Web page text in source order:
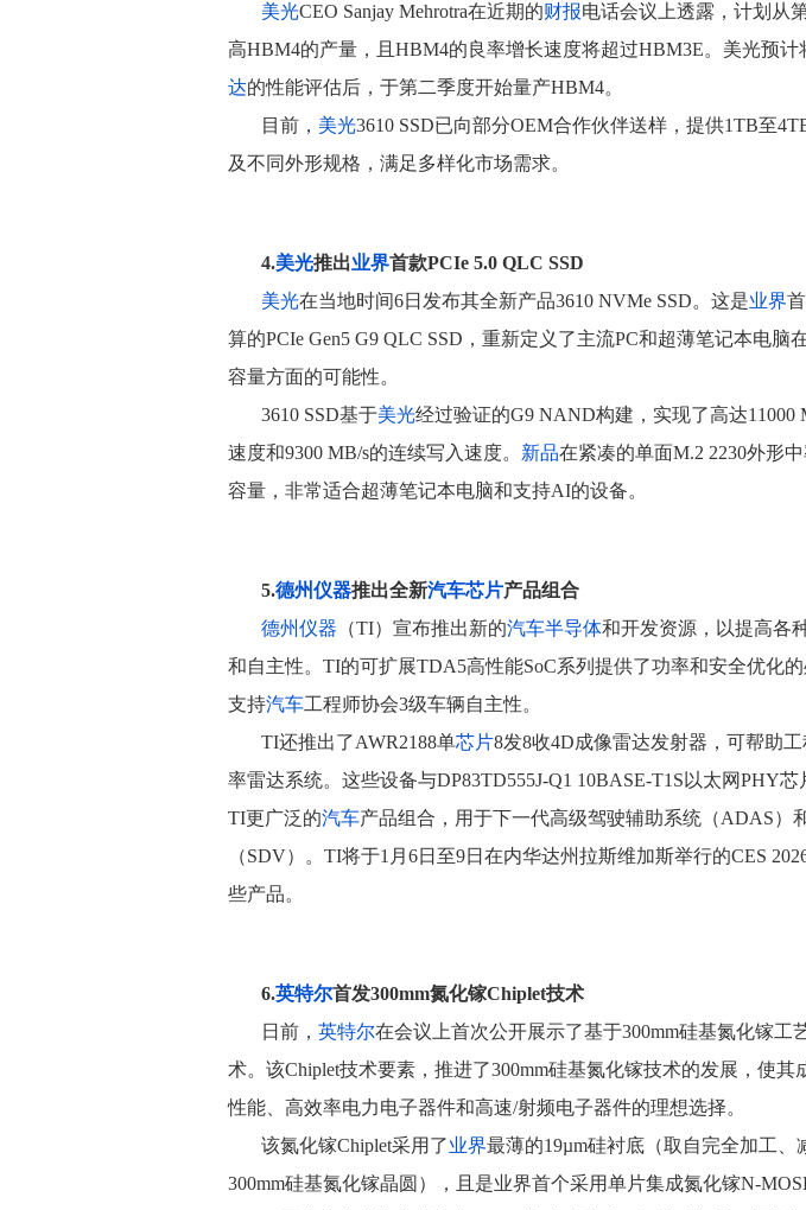
美光CEO Sanjay Mehrotra在近期的财报电话会议上透露，计划从
高HBM4的产量，且HBM4的良率增长速度将超过HBM3E。美光预计
达的性能评估后，于第二季度开始量产HBM4。
目前， 美光3610 SSD已向部分OEM合作伙伴送样，提供1TB至
及不同外形规格，满足多样化市场需求。
4.美光推出业界首款PCIe 5.0 QLC SSD
美光在当地时间6日发布其全新产品3610 NVMe SSD。这是业界
算的PCIe Gen5 G9 QLC SSD，重新定义了主流PC和超薄笔记本电脑
容量方面的可能性。
3610 SSD基于美光经过验证的G9 NAND构建，实现了高达11000
速度和9300 MB/s的连续写入速度。 新品在紧凑的单面M.2 2230外形
容量，非常适合超薄笔记本电脑和支持AI的设备。
5.德州仪器推出全新汽车芯片产品组合
德州仪器 （TI）宣布推出新的汽车半导体和开发资源，以提高各
和自主性。TI的可扩展TDA5高性能SoC系列提供了功率和安全优化的
支持汽车工程师协会3级车辆自主性。
TI还推出了AWR2188单芯片8发8收4D成像雷达发射器，可帮助
率雷达系统。这些设备与DP83TD555J-Q1 10BASE-T1S以太网PHY
TI更广泛的汽车产品组合，用于下一代高级驾驶辅助系统（ADAS）
（SDV）。TI将于1月6日至9日在内华达州拉斯维加斯举行的CES
些产品。
6.英特尔首发300mm氮化镓Chiplet技术
日前， 英特尔在会议上首次公开展示了基于300mm硅基氮化镓工
术。该Chiplet技术要素，推进了300mm硅基氮化镓技术的发展，使其
性能、高效率电力电子器件和高速/射频电子器件的理想选择。
该氮化镓Chiplet采用了业界最薄的19µm硅衬底（取自完全加工、
300mm硅基氮化镓晶圆），且是业界首个采用单片集成氮化镓N-